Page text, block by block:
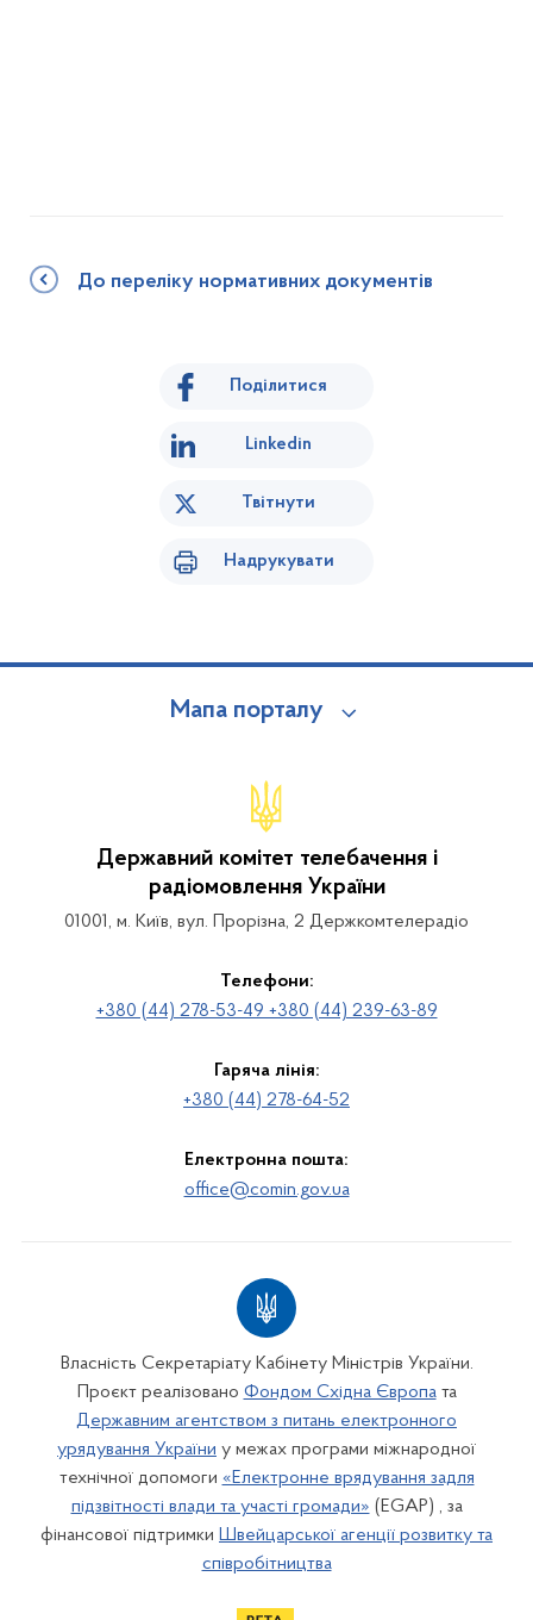
До переліку нормативних документів
Поділитися
Linkedin
Твітнути
Надрукувати
Мапа порталу
Державний комітет телебачення і
радіомовлення України
01001, м. Київ, вул. Прорізна, 2 Держкомтелерадіо
Телефони:
+380 (44) 278-53-49 +380 (44) 239-63-89
Гаряча лінія:
+380 (44) 278-64-52
Електронна пошта:
office@comin.gov.ua
Власність Секретаріату Кабінету Міністрів України.
Проєкт реалізовано Фондом Східна Європата
Державним агентством з питань електронного
урядування України у межах програми міжнародної
технічної допомоги «Електронне врядування задля
підзвітності влади та участі громади» (EGAP) , за
фінансової підтримки Швейцарської агенції розвитку та
співробітництва